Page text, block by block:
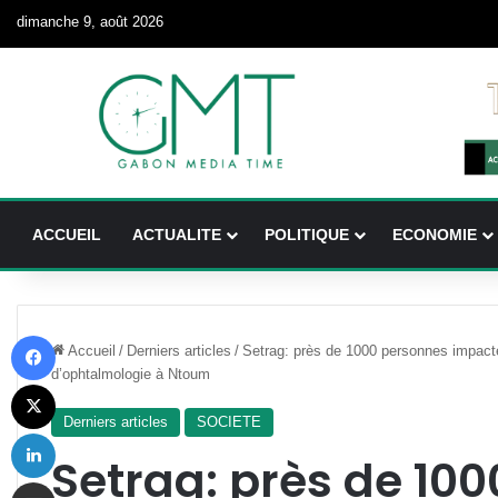
dimanche 9, août 2026
ACCUEIL ACTUALITE POLITIQUE ECONOMIE
Accueil / Derniers articles / Setrag: près de 1000 personnes
d’ophtalmologie à Ntoum
Derniers articles SOCIETE
Setrag: près de
X
Linkedin
Partager par email